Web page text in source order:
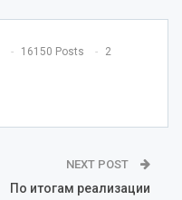
16150 Posts 2
NEXT POST
По итогам реализации